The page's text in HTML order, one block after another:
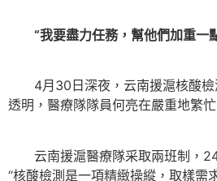
“我要盡力任務，幫他們加重一
4月30日深夜，云南援滬核酸檢
透明，醫療隊隊員何亮在嚴重地繁忙
云南援滬醫療隊采取兩班制，24
“核酸檢測是一項精緻操縱，取樣需